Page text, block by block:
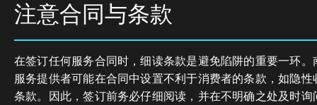
注意合同与条款
在签订任何服务合同时，细读条款是避免陷阱的重要一环
服务提供者可能在合同中设置不利于消费者的条款，如隐
条款。因此，签订前务必仔细阅读，并在不明确之处及时